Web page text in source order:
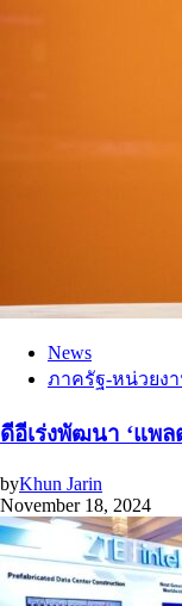
News
ภาครัฐ-หน่วยง
ดีอีเร่งพัฒนา ‘แพ
byKhun Jarin
November 18, 2024